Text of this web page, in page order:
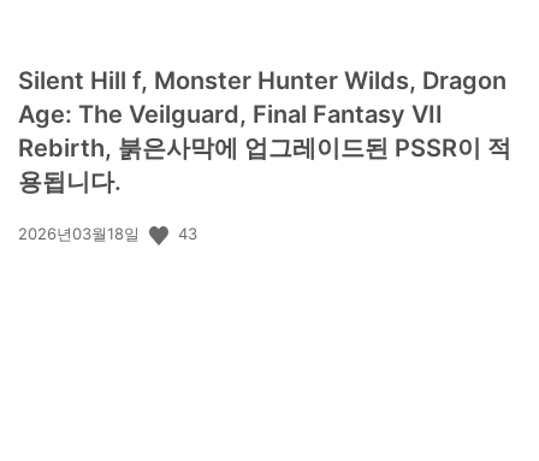
Silent Hill f, Monster Hunter Wilds, Dragon
Age: The Veilguard, Final Fantasy VII
Rebirth, 붉은사막에 업그레이드된 PSSR이 적
용됩니다.
공
2026년03월18일 43